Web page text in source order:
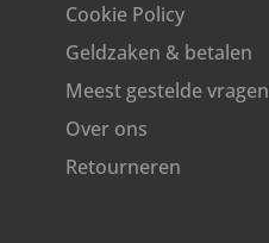
Cookie Policy
Geldzaken & betalen
Meest gestelde vragen
Over ons
Retourneren